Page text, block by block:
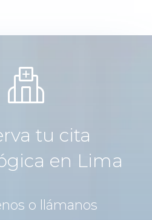
tu cita
en Lima
o llámanos